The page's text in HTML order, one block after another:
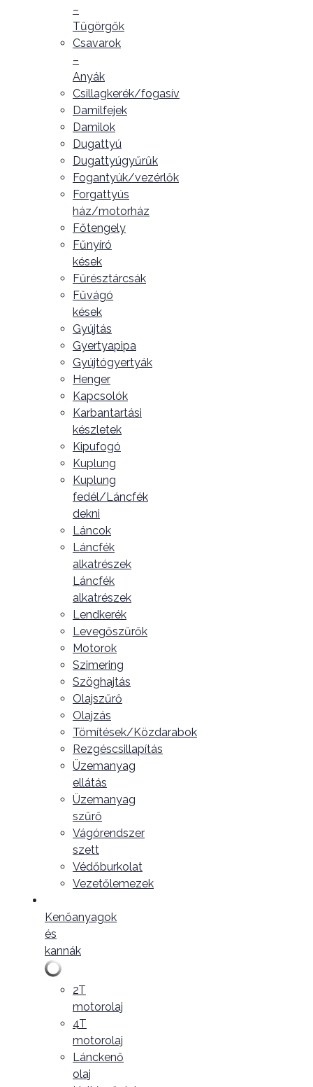
–
Tűgörgők
Csavarok
–
Anyák
Csillagkerék/fogasív
Damilfejek
Damilok
Dugattyú
Dugattyúgyűrűk
Fogantyúk/vezérlők
Forgattyús
ház/motorház
Főtengely
Fűnyíró
kések
Fűrésztárcsák
Fűvágó
kések
Gyújtás
Gyertyapipa
Gyújtógyertyák
Henger
Kapcsolók
Karbantartási
készletek
Kipufogó
Kuplung
Kuplung
fedél/Láncfék
dekni
Láncok
Láncfék
alkatrészek
Láncfék
alkatrészek
Lendkerék
Levegőszűrők
Motorok
Szimering
Szöghajtás
Olajszűrő
Olajzás
Tömítések/Közdarabok
Rezgéscsillapítás
Üzemanyag
ellátás
Üzemanyag
szűrő
Vágórendszer
szett
Védőburkolat
Vezetőlemezek
Kenőanyagok
és
kannák
2T
motorolaj
4T
motorolaj
Lánckenő
olaj